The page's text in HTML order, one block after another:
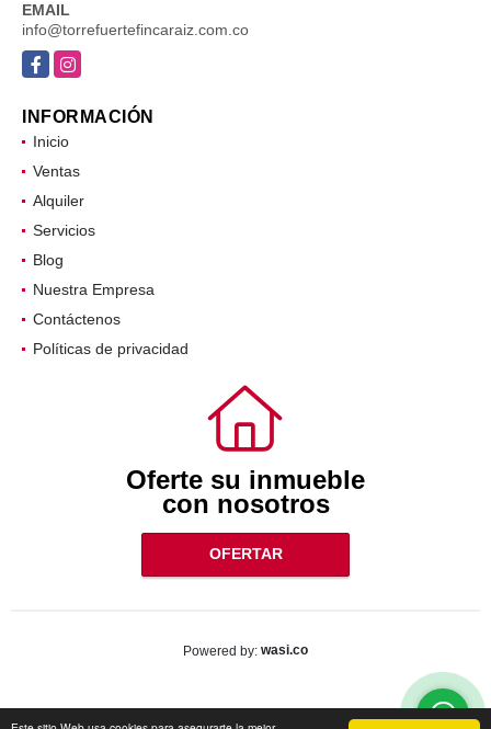
EMAIL
info@torrefuertefincaraiz.com.co
FacebookInstagram
INFORMACIÓN
Inicio
Ventas
Alquiler
Servicios
Blog
Nuestra Empresa
Contáctenos
Políticas de privacidad
Oferte su inmueble
con nosotros
OFERTAR
Powered by: wasi.co